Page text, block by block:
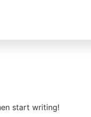
start writing!